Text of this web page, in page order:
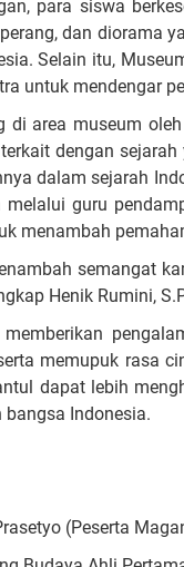
para siswa
dan diorama
Selain itu,
untuk mendengar
di area museum
dengan
dalam sejarah
guru
menambah
semangat
Henik Rumini,
memupuk rasa
dapat lebih
bangsa Indonesia.
(Peserta